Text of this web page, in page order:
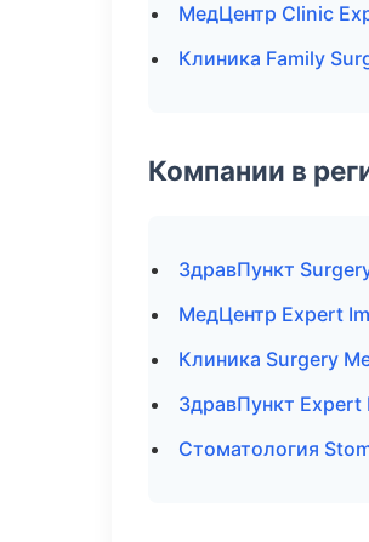
МедЦентр Clinic
Клиника Family
Компании в
ЗдравПункт
МедЦентр Expert
Клиника Surgery
ЗдравПункт
Стоматология